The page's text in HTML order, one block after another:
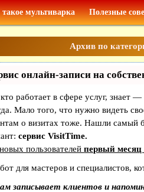
такое мультиварка Полезные
Архив по
онлайн-записи на
работает в сфере услуг, знает
Мало того, что нужно видеть
о визитах тоже. Нашли самый
сервис VisitTime.
пользователейпервый месяц
для мастеров и специалистов,
записывает клиентов и